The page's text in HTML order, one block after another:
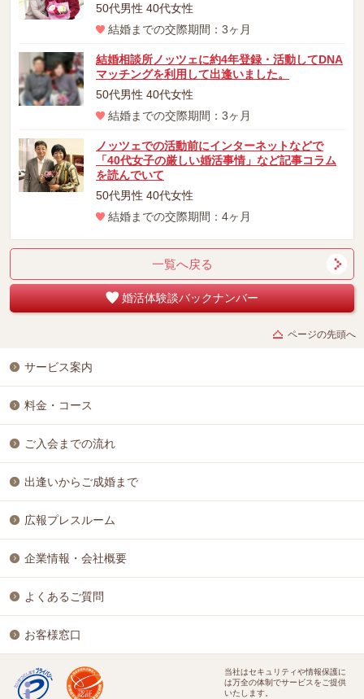
50代男性 40代女性
結婚までの交際期間：3ヶ月
結婚相談所ノッツェに約4年登録・活動してDNA
マッチングを利用して出逢いました。
50代男性 40代女性
結婚までの交際期間：3ヶ月
ノッツェでの活動前にインターネットなどで
「40代女子の厳しい婚活事情」など記事コラム
を読んでいて
50代男性 40代女性
結婚までの交際期間：4ヶ月
一覧へ戻る
婚活体験談バックナンバー
ページの先頭へ
サービス案内
料金・コース
ご入会までの流れ
出逢いからご成婚まで
広報プレスルーム
企業情報・会社概要
よくあるご質問
お客様窓口
当社はセキュリティや情報保護に
は万全の体制でサービスをご提供
いたします。